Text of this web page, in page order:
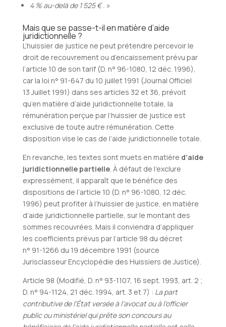
4 % au-delà de 1 525 € . »
Mais que se passe-t-il en matière d’aide
juridictionnelle ?
L’huissier de justice ne peut prétendre percevoir le
droit de recouvrement ou d’encaissement prévu par
l’article 10 de son tarif (D. n° 96-1080, 12 déc. 1996),
car la loi n° 91-647 du 10 juillet 1991 (Journal Officiel
13 Juillet 1991) dans ses articles 32 et 36, prévoit
qu’en matière d’aide juridictionnelle totale, la
rémunération perçue par l’huissier de justice est
exclusive de toute autre rémunération. Cette
disposition vise le cas de l’aide juridictionnelle totale.
En revanche, les textes sont muets en matière d’aide
juridictionnelle partielle. À défaut de l’exclure
expressément, il apparaît que le bénéfice des
dispositions de l’article 10 (D. n° 96-1080, 12 déc.
1996) peut profiter à l’huissier de justice, en matière
d’aide juridictionnelle partielle, sur le montant des
sommes recouvrées. Mais il conviendra d’appliquer
les coefficients prévus par l’article 98 du décret
n° 91-1266 du 19 décembre 1991 (source
Jurisclasseur Encyclopédie des Huissiers de Justice).
Article 98 (Modifié, D. n° 93-1107, 16 sept. 1993, art. 2 ;
D. n° 94-1124, 21 déc. 1994, art. 3 et 7) : La part
contributive de l’État versée à l’avocat ou à l’officier
public ou ministériel qui prête son concours au